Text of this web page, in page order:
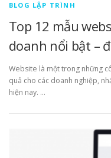
BLOG LẬP TRÌNH
Top 12 mẫu
doanh nổi bật –
Website là một trong những
quả cho các doanh nghiệp,
hiện nay. …